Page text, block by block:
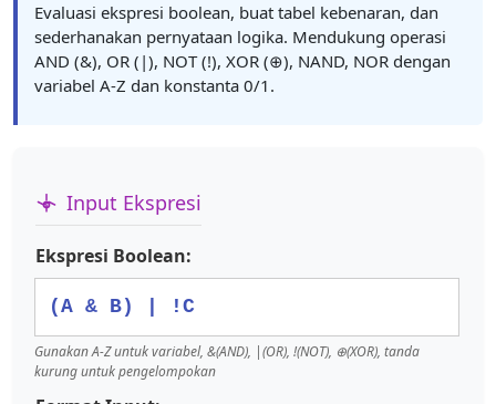
Evaluasi ekspresi boolean, buat tabel kebenaran, dan
sederhanakan pernyataan logika. Mendukung operasi
AND (&), OR (|), NOT (!), XOR (⊕), NAND, NOR dengan
variabel A-Z dan konstanta 0/1.
Input Ekspresi
Ekspresi Boolean:
Gunakan A-Z untuk variabel, &(AND), |(OR), !(NOT), ⊕(XOR), tanda
kurung untuk pengelompokan